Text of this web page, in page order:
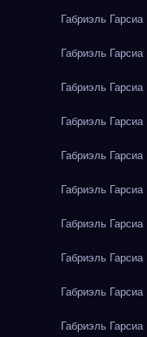
Габриэль
Габриэль
Габриэль
Габриэль
Габриэль
Габриэль
Габриэль
Габриэль
Габриэль
Габриэль